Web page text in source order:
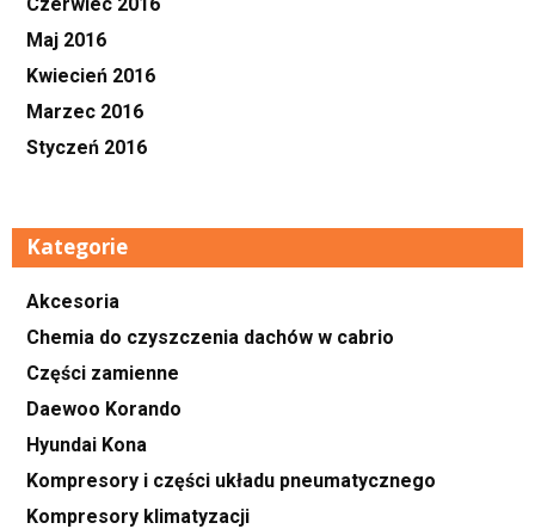
Maj 2016
Kwiecień 2016
Marzec 2016
Styczeń 2016
Kategorie
Akcesoria
Chemia do czyszczenia dachów w cabrio
Części zamienne
Daewoo Korando
Hyundai Kona
Kompresory i części układu pneumatycznego
Kompresory klimatyzacji